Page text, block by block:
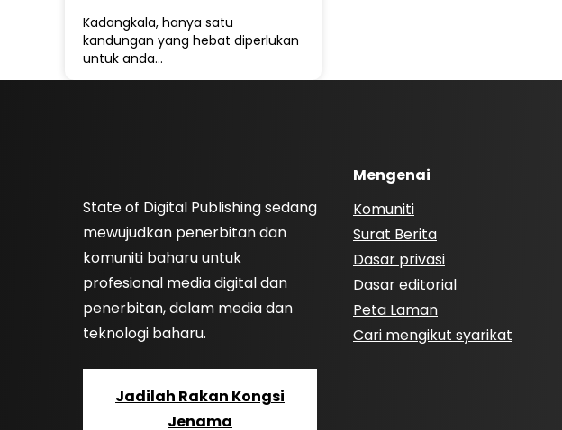
Kadangkala, hanya satu
kandungan yang hebat diperlukan
untuk anda…
State of Digital Publishing sedang
mewujudkan penerbitan dan
komuniti baharu untuk
profesional media digital dan
penerbitan, dalam media dan
teknologi baharu.
Jadilah Rakan Kongsi
Jenama
Mengenai
Komuniti
Surat Berita
Dasar privasi
Dasar editorial
Peta Laman
Cari mengikut syarikat